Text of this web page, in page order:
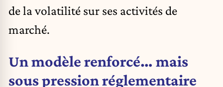
de la volatilité sur ses activités de
marché.
Un modèle renforcé… mais
sous pression réglementaire